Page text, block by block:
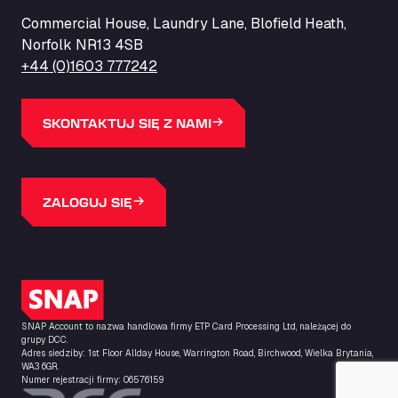
Barneys Diner
A18 Melton Ross Road, DN38 6LB
Bars Logistics Ltd
Elm Farm Depot, CO6 1HU
Bartrums Haulage & Storage
A140, Langton Green, IP23 7HS
Bolstoen 9, 1046 AS
Basiq Truck Cleaning Echt
A.G. Bellstraat 35A, 7903 AD
Bathgate Truck & Car Wash
16 Inchmuir Road, EH48 2EP
Batim Truckstop
Lar Bck Z 7 Mennen, 8930
Commercial House, Laundry Lane, Blofield Heath,
Norfolk NR13 4SB
+44 (0)1603 777242
SKONTAKTUJ SIĘ Z NAMI
ZALOGUJ SIĘ
Logo SNAP
SNAP Account to nazwa handlowa firmy ETP Card Processing Ltd, należącej do
grupy DCC.
Adres siedziby: 1st Floor Allday House, Warrington Road, Birchwood, Wielka Brytania,
WA3 6GR.
Numer rejestracji firmy: 06576159